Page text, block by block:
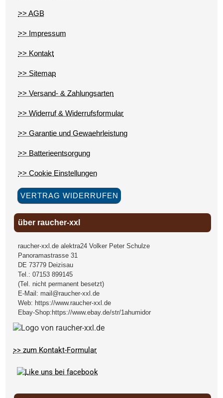
>> AGB
>> Impressum
>> Kontakt
>> Sitemap
>> Versand- & Zahlungsarten
>> Widerruf & Widerrufsformular
>> Garantie und Gewaehrleistung
>> Batterieentsorgung
>> Cookie Einstellungen
VERTRAG WIDERRUFEN
über raucher-xxl
raucher-xxl.de alektra24 Volker Peter Schulze
Panoramastrasse 31
DE 73779 Deizisau
Tel.:07153 899145
(Tel. nicht permanent besetzt)
E-Mail: mail@raucher-xxl.de
Web: https://www.raucher-xxl.de
Ebay-Shop: https://www.ebay.de/str/1ahumidor
>> zum Kontakt-Formular